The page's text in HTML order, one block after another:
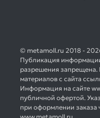
© metamoll.ru 2018 -
Публикация
разрешения запрещена.
материалов с сайта
Информация на сайте
публичной офертой.
при оформлении заказа